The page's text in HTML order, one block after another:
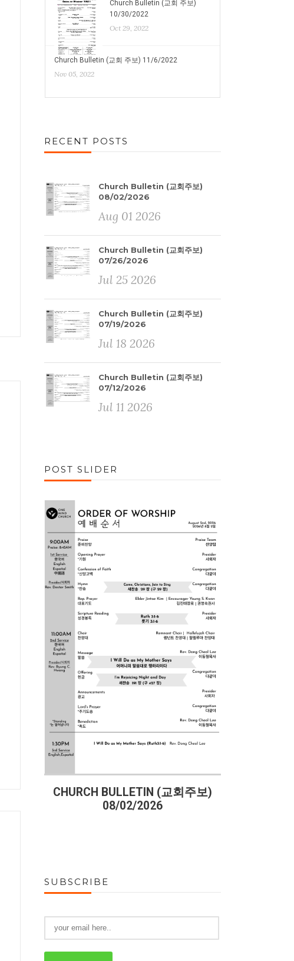
Church Bulletin (교회 주보)
10/30/2022
Oct 29, 2022
Church Bulletin (교회 주보) 11/6/2022
Nov 05, 2022
RECENT POSTS
Church Bulletin (교회주보)
08/02/2026
Aug 01 2026
Church Bulletin (교회주보)
07/26/2026
Jul 25 2026
Church Bulletin (교회주보)
07/19/2026
Jul 18 2026
Church Bulletin (교회주보)
07/12/2026
Jul 11 2026
POST SLIDER
CHURCH BULLETIN (교회주보)
08/02/2026
SUBSCRIBE